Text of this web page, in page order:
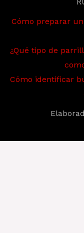
Cómo preparar
¿Qué tipo de
Cómo identificar